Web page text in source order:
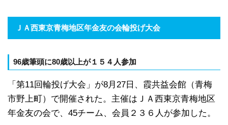
ＪＡ西東京青梅地区年金友の会輪投げ大会
96歳筆頭に80歳以上が１５４人参加
「第11回輪投げ大会」が8月27日、霞共益会館（青梅
市野上町）で開催された。主催はＪＡ西東京青梅地区
年金友の会で、45チーム、会員２３６人が参加した。